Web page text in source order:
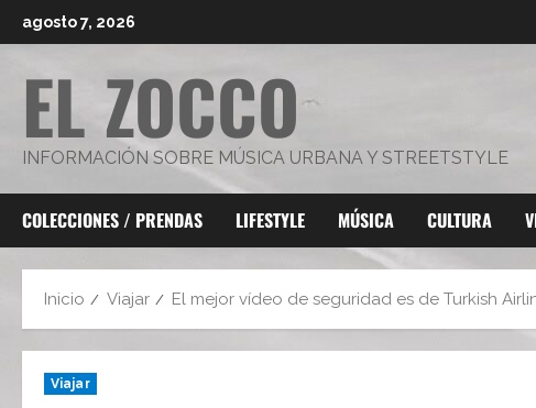
al
agosto 7, 2026
EL ZOCCO
INFORMACIÓN SOBRE MÚSICA URBANA Y STREETSTYLE
COLECCIONES / PRENDAS LIFESTYLE MÚSICA CULTURA
Inicio Viajar El mejor vídeo de seguridad es de Turkish
Viajar